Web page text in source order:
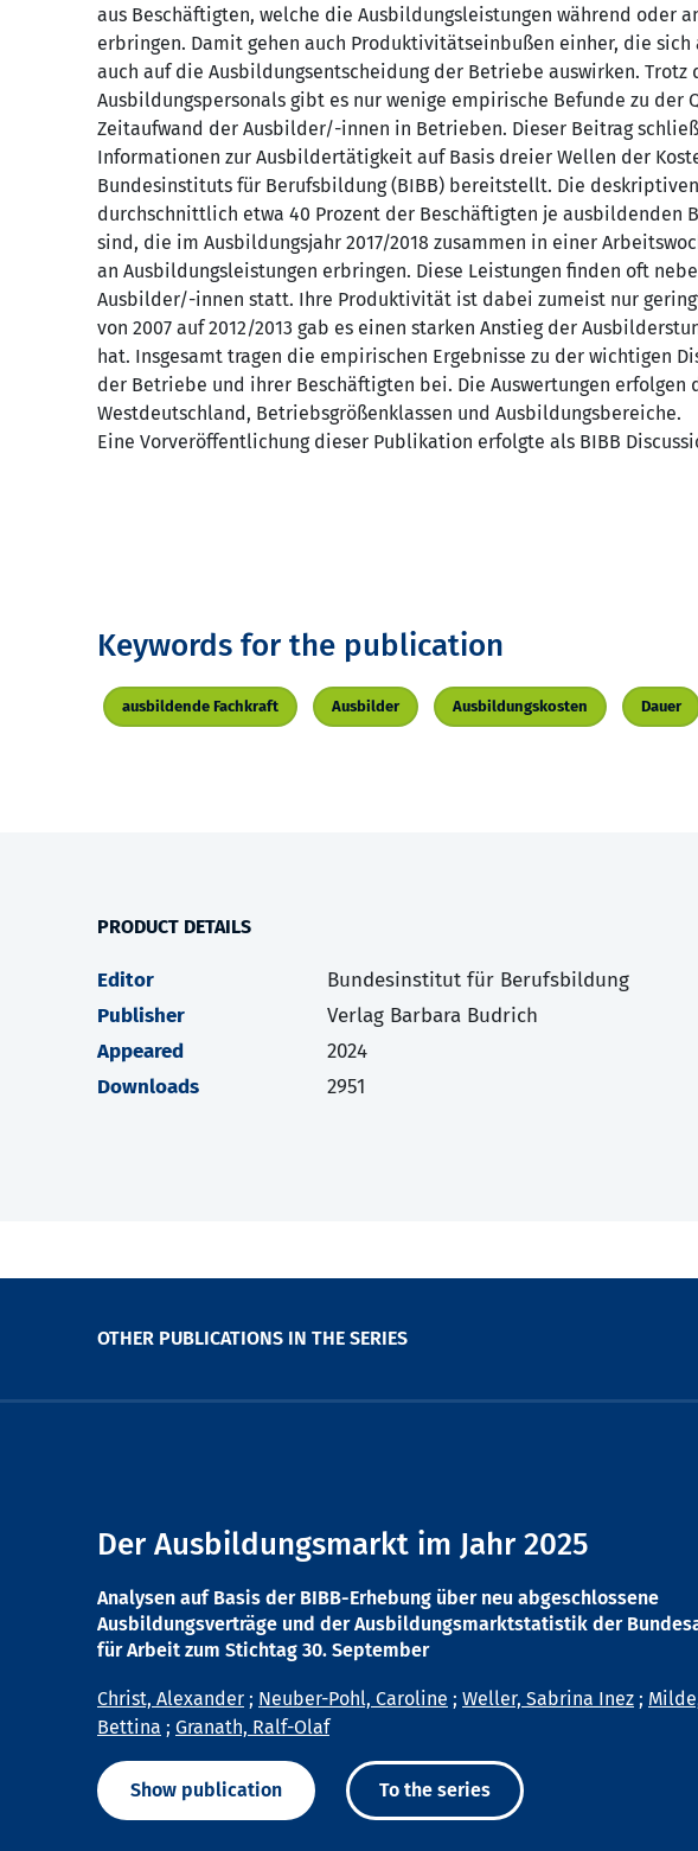
aus Beschäftigten, welche die Ausbildungsleistungen während oder
erbringen. Damit gehen auch Produktivitätseinbußen einher, die
auch auf die Ausbildungsentscheidung der Betriebe auswirken.
Ausbildungspersonals gibt es nur wenige empirische Befunde zu
Zeitaufwand der Ausbilder/-innen in Betrieben. Dieser Beitrag
Informationen zur Ausbildertätigkeit auf Basis dreier Wellen der
Bundesinstituts für Berufsbildung (BIBB) bereitstellt. Die deskriptiven
durchschnittlich etwa 40 Prozent der Beschäftigten je ausbildenden
sind, die im Ausbildungsjahr 2017/2018 zusammen in einer
an Ausbildungsleistungen erbringen. Diese Leistungen finden oft
Ausbilder/-innen statt. Ihre Produktivität ist dabei zumeist nur
von 2007 auf 2012/2013 gab es einen starken Anstieg der
hat. Insgesamt tragen die empirischen Ergebnisse zu der wichtigen
der Betriebe und ihrer Beschäftigten bei. Die Auswertungen erfolgen
Westdeutschland, Betriebsgrößenklassen und Ausbildungsbereiche.
Eine Vorveröffentlichung dieser Publikation erfolgte als BIBB
Keywords for the publication
ausbildende Fachkraft Ausbilder Ausbildungskosten Dauer
PRODUCT DETAILS
Editor
Bundesinstitut für Berufsbildung
Publisher
Verlag Barbara Budrich
Appeared
2024
Downloads
2951
OTHER PUBLICATIONS IN THE SERIES
Der Ausbildungsmarkt im Jahr 2025
Analysen auf Basis der BIBB-Erhebung über neu abgeschlossene
Ausbildungsverträge und der Ausbildungsmarktstatistik der
für Arbeit zum Stichtag 30. September
Christ, Alexander ; Neuber-Pohl, Caroline ; Weller, Sabrina Inez ;
Bettina ; Granath, Ralf-Olaf
Show publication To the series